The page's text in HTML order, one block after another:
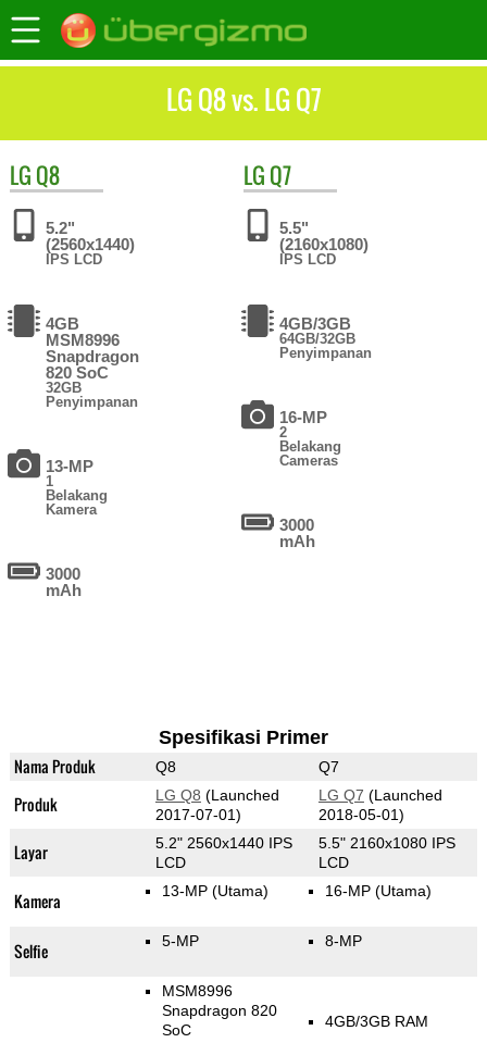
LG Q8 vs. LG Q7
LG Q8
5.2"
(2560x1440)
IPS LCD
4GB
MSM8996
Snapdragon
820 SoC
32GB
Penyimpanan
13-MP
1
Belakang
Kamera
3000
mAh
LG Q7
5.5"
(2160x1080)
IPS LCD
4GB/3GB
64GB/32GB
Penyimpanan
16-MP
2
Belakang
Cameras
3000
mAh
Spesifikasi Primer
Nama Produk Q8 Q7
Produk LG Q8 (Launched
2017-07-01)
LG Q7 (Launched
2018-05-01)
Layar
5.2" 2560x1440 IPS
LCD
5.5" 2160x1080 IPS
LCD
Kamera 13-MP (Utama) 16-MP (Utama)
Selfie 5-MP 8-MP
MSM8996
Snapdragon 820
SoC
4GB/3GB RAM